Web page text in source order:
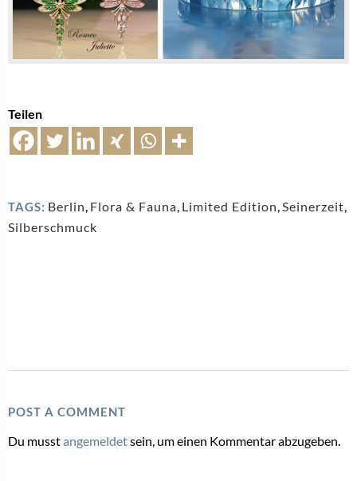
Teilen
TAGS: Berlin, Flora & Fauna, Limited Edition,Seinerzeit,
Silberschmuck
POST A COMMENT
Du musstangemeldetsein, um einen Kommentar abzugeben.